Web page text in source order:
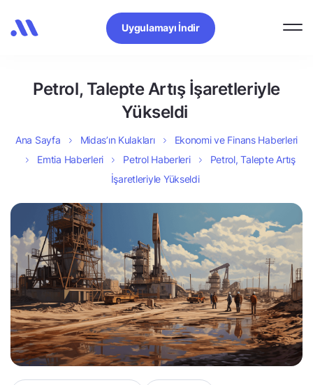
Uygulamayı İndir
Petrol, Talepte Artış İşaretleriyle
Yükseldi
Ana Sayfa Midas’ın Kulakları
Ekonomi ve Finans Haberleri
Emtia Haberleri
Petrol Haberleri
Petrol, Talepte Artış
İşaretleriyle Yükseldi